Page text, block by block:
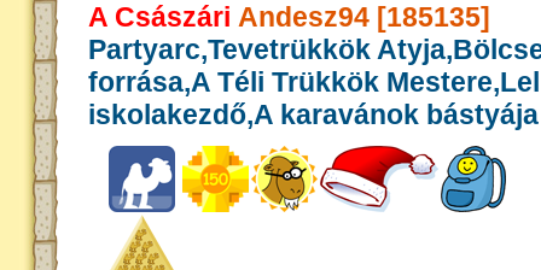
A Császári Andesz94 [185135]
Partyarc,Tevetrükkök
forrása,A Téli Trükkök
iskolakezdő,A karavánok bástyája